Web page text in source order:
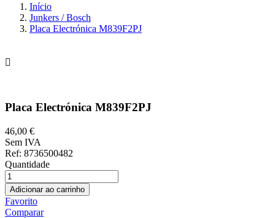
Início
Junkers / Bosch
Placa Electrónica M839F2PJ

Placa Electrónica M839F2PJ
46,00 €
Sem IVA
Ref: 8736500482
Quantidade
Adicionar ao carrinho
Favorito
Comparar